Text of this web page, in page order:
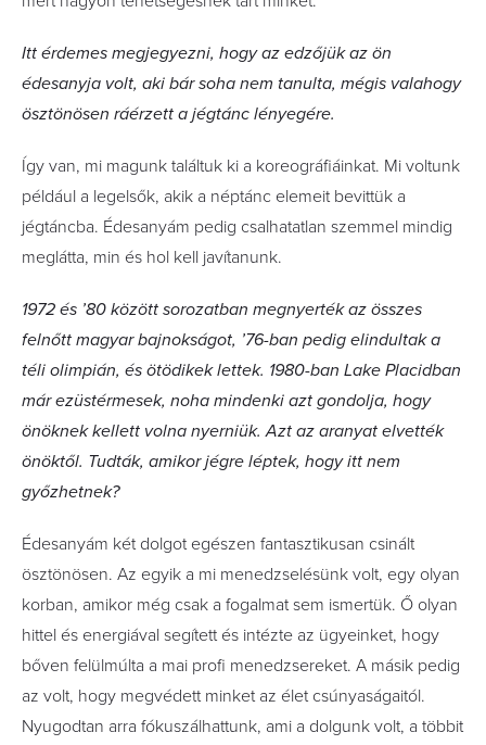
Itt érdemes megjegyezni, hogy az edzőjük az ön
édesanyja volt, aki bár soha nem tanulta, mégis valahogy
ösztönösen ráérzett a jégtánc lényegére.
Így van, mi magunk találtuk ki a koreográfiáinkat. Mi voltunk
például a legelsők, akik a néptánc elemeit­ bevittük a
jégtáncba. Édesanyám pedig csalhatatlan szemmel mindig
meglátta, min és hol kell javítanunk.
1972 és ’80 között sorozatban megnyerték az összes
felnőtt magyar bajnokságot, ’76-ban pedig elindultak a
téli olimpián, és ötödikek lettek. 1980-ban Lake Placidban
már ezüstérmesek, noha mindenki azt gondolja, hogy
önöknek kellett volna nyerniük. Azt az aranyat elvették
önöktől. Tudták, amikor jégre léptek, hogy itt nem
győzhetnek?
Édesanyám két dolgot egészen fantasztikusan csinált
ösztönösen. Az egyik a mi menedzselésünk volt, egy olyan
korban, amikor még csak a fogalmat sem ismertük. Ő olyan
hittel és energiával segített és intézte az ügyeinket, hogy
bőven felülmúlta a mai profi menedzsereket. A másik pedig
az volt, hogy megvédett minket az élet csúnyaságaitól.
Nyugodtan arra fókuszálhattunk, ami a dolgunk volt, a többit